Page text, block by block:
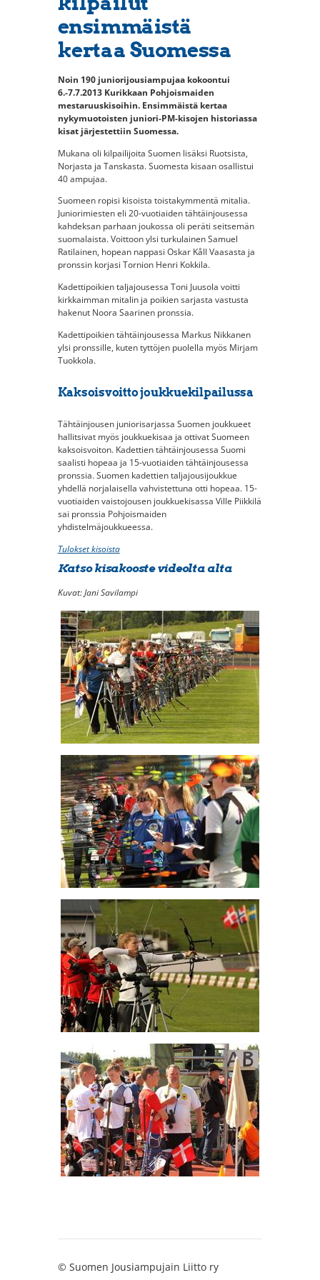
ensimmäistä
kertaa Suomessa
Noin 190 juniorijousiampujaa kokoontui
6.-7.7.2013 Kurikkaan Pohjoismaiden
mestaruuskisoihin. Ensimmäistä kertaa
nykymuotoisten juniori-PM-kisojen historiassa
kisat järjestettiin Suomessa.
Mukana oli kilpailijoita Suomen lisäksi Ruotsista,
Norjasta ja Tanskasta. Suomesta kisaan osallistui
40 ampujaa.
Suomeen ropisi kisoista toistakymmentä mitalia.
Juniorimiesten eli 20-vuotiaiden tähtäinjousessa
kahdeksan parhaan joukossa oli peräti seitsemän
suomalaista. Voittoon ylsi turkulainen Samuel
Ratilainen, hopean nappasi Oskar Kåll Vaasasta ja
pronssin korjasi Tornion Henri Kokkila.
Kadettipoikien taljajousessa Toni Juusola voitti
kirkkaimman mitalin ja poikien sarjasta vastusta
hakenut Noora Saarinen pronssia.
Kadettipoikien tähtäinjousessa Markus Nikkanen
ylsi pronssille, kuten tyttöjen puolella myös Mirjam
Tuokkola.
Kaksoisvoitto joukkuekilpailussa
Tähtäinjousen juniorisarjassa Suomen joukkueet
hallitsivat myös joukkuekisaa ja ottivat Suomeen
kaksoisvoiton. Kadettien tähtäinjousessa Suomi
saalisti hopeaa ja 15-vuotiaiden tähtäinjousessa
pronssia. Suomen kadettien taljajousijoukkue
yhdellä norjalaisella vahvistettuna otti hopeaa. 15-
vuotiaiden vaistojousen joukkuekisassa Ville Piikkilä
sai pronssia Pohjoismaiden
yhdistelmäjoukkueessa.
Tulokset kisoista
Katso kisakooste videolta alta
Kuvat: Jani Savilampi
© Suomen Jousiampujain Liitto ry